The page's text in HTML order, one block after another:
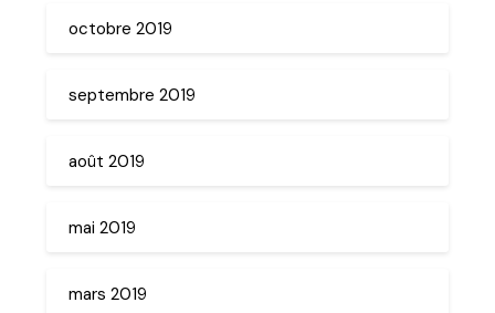
octobre 2019
septembre 2019
août 2019
mai 2019
mars 2019